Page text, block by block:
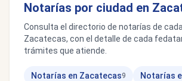
Notarías por ciudad en
Consulta el directorio de notarías de
Zacatecas, con el detalle de cada
trámites que atiende.
Notarías en Zacatecas9 Notarías